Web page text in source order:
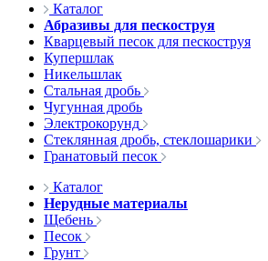
Каталог
Абразивы для пескоструя
Кварцевый песок для пескоструя
Купершлак
Никельшлак
Стальная дробь
Чугунная дробь
Электрокорунд
Стеклянная дробь, стеклошарики
Гранатовый песок
Каталог
Нерудные материалы
Щебень
Песок
Грунт